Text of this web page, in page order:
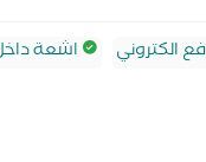
الكتروني اشعة